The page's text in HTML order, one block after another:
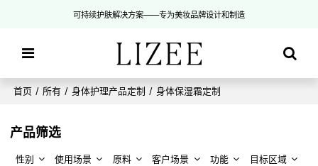
可持续护肤解决方案——专为美妆品牌设计和制造
首页 / 所有 / 身体护理产品定制 / 身体保湿霜定制
产品筛选
性别 使用场景 原料 客户场景 功能
目标区域